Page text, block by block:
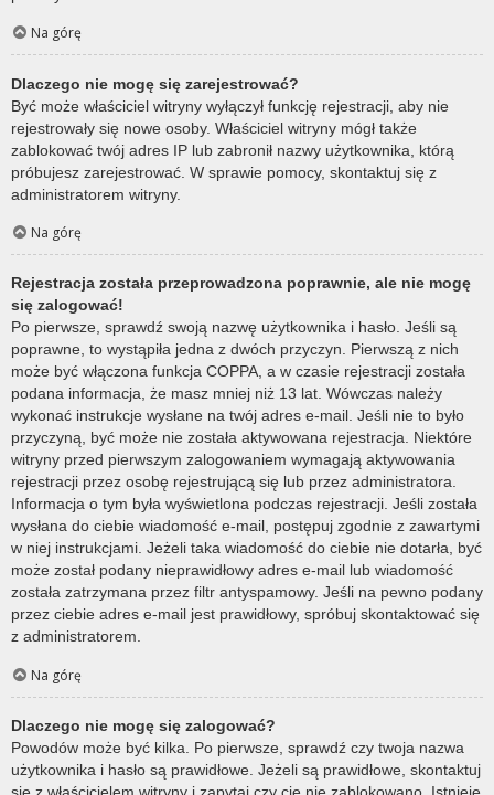
Na górę
Dlaczego nie mogę się zarejestrować?
Być może właściciel witryny wyłączył funkcję rejestracji, aby nie
rejestrowały się nowe osoby. Właściciel witryny mógł także
zablokować twój adres IP lub zabronił nazwy użytkownika, którą
próbujesz zarejestrować. W sprawie pomocy, skontaktuj się z
administratorem witryny.
Na górę
Rejestracja została przeprowadzona poprawnie, ale nie mogę
się zalogować!
Po pierwsze, sprawdź swoją nazwę użytkownika i hasło. Jeśli są
poprawne, to wystąpiła jedna z dwóch przyczyn. Pierwszą z nich
może być włączona funkcja COPPA, a w czasie rejestracji została
podana informacja, że masz mniej niż 13 lat. Wówczas należy
wykonać instrukcje wysłane na twój adres e-mail. Jeśli nie to było
przyczyną, być może nie została aktywowana rejestracja. Niektóre
witryny przed pierwszym zalogowaniem wymagają aktywowania
rejestracji przez osobę rejestrującą się lub przez administratora.
Informacja o tym była wyświetlona podczas rejestracji. Jeśli została
wysłana do ciebie wiadomość e-mail, postępuj zgodnie z zawartymi
w niej instrukcjami. Jeżeli taka wiadomość do ciebie nie dotarła, być
może został podany nieprawidłowy adres e-mail lub wiadomość
została zatrzymana przez filtr antyspamowy. Jeśli na pewno podany
przez ciebie adres e-mail jest prawidłowy, spróbuj skontaktować się
z administratorem.
Na górę
Dlaczego nie mogę się zalogować?
Powodów może być kilka. Po pierwsze, sprawdź czy twoja nazwa
użytkownika i hasło są prawidłowe. Jeżeli są prawidłowe, skontaktuj